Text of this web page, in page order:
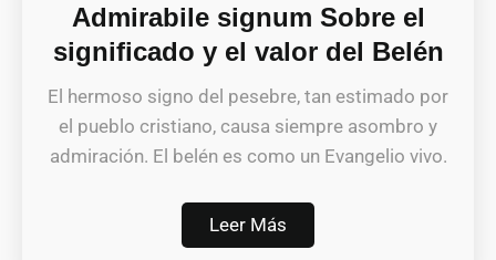
Admirabile signum Sobre el
significado y el valor del Belén
El hermoso signo del pesebre, tan estimado por
el pueblo cristiano, causa siempre asombro y
admiración. El belén es como un Evangelio vivo.
Leer Más